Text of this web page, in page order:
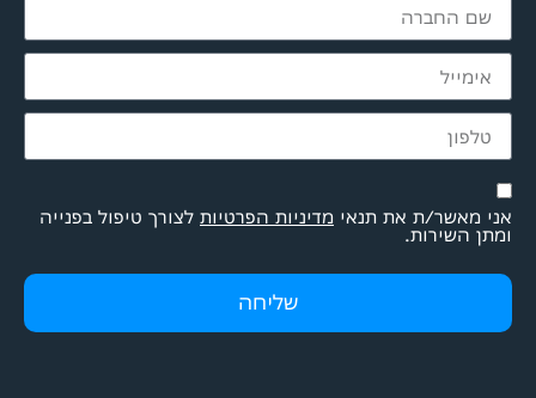
אני מאשר/ת את תנאי מדיניות הפרטיות לצורך טיפול בפנייה
ומתן השירות.
שליחה